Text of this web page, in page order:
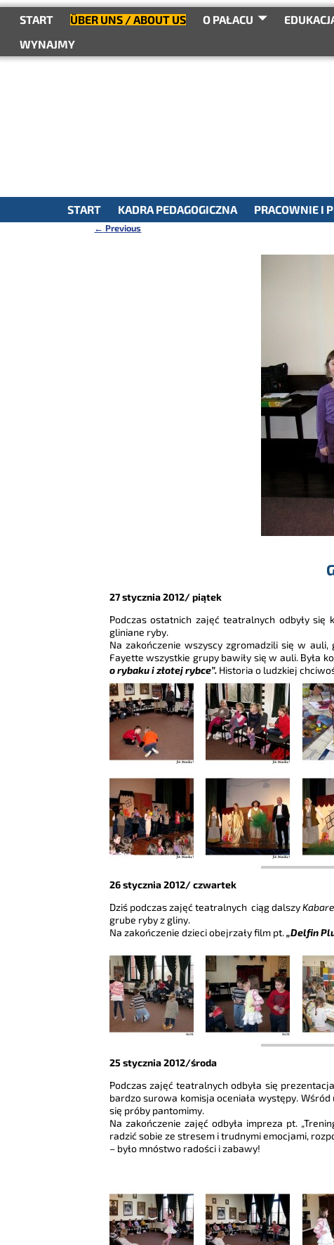
treściSTART ÜBER UNS / ABOUT US O PAŁACU
WYNAJMY
START
KADRA PEDAGOGICZNA PRACOWNIE I
← Previous
27 stycznia 2012/ piątek
Podczas ostatnich zajęć teatralnych odbyły się
gliniane ryby.
Na zakończenie wszyscy zgromadzili się w
Fayette wszystkie grupy bawiły się w auli. Była
o rybaku i złotej rybce”.Historia o ludzkiej
26 stycznia 2012/ czwartek
Dziś podczas zajęć teatralnych ciąg dalszy
grube ryby z gliny.
Na zakończenie dzieci obejrzały film pt.„Delfin
25 stycznia 2012/środa
Podczas zajęć teatralnych odbyła się
bardzo surowa komisja oceniała występy.
się próby pantomimy.
Na zakończenie zajęć odbyła impreza pt.
radzić sobie ze stresem i trudnymi emocjami,
– było mnóstwo radości i zabawy!